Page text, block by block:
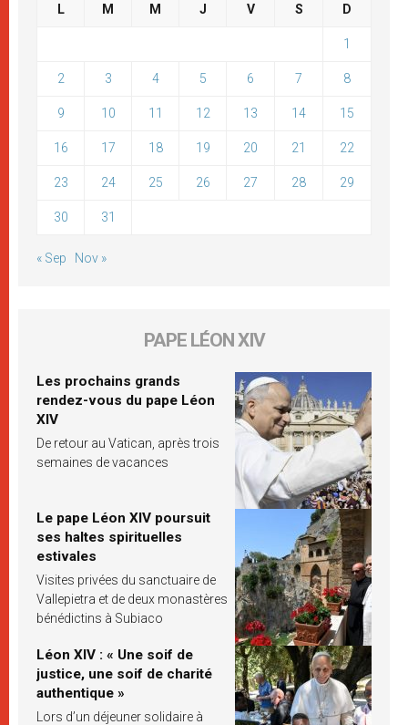
L M M J V S D
1
2 3 4 5 6 7 8
9 10 11 12 13 14 15
16 17 18 19 20 21 22
23 24 25 26 27 28 29
30 31
« Sep Nov »
PAPE LÉON XIV
Les prochains grands
rendez-vous du pape Léon
XIV
De retour au Vatican, après trois
semaines de vacances
Le pape Léon XIV poursuit
ses haltes spirituelles
estivales
Visites privées du sanctuaire de
Vallepietra et de deux monastères
bénédictins à Subiaco
Léon XIV : « Une soif de
justice, une soif de charité
authentique »
Lors d’un déjeuner solidaire à